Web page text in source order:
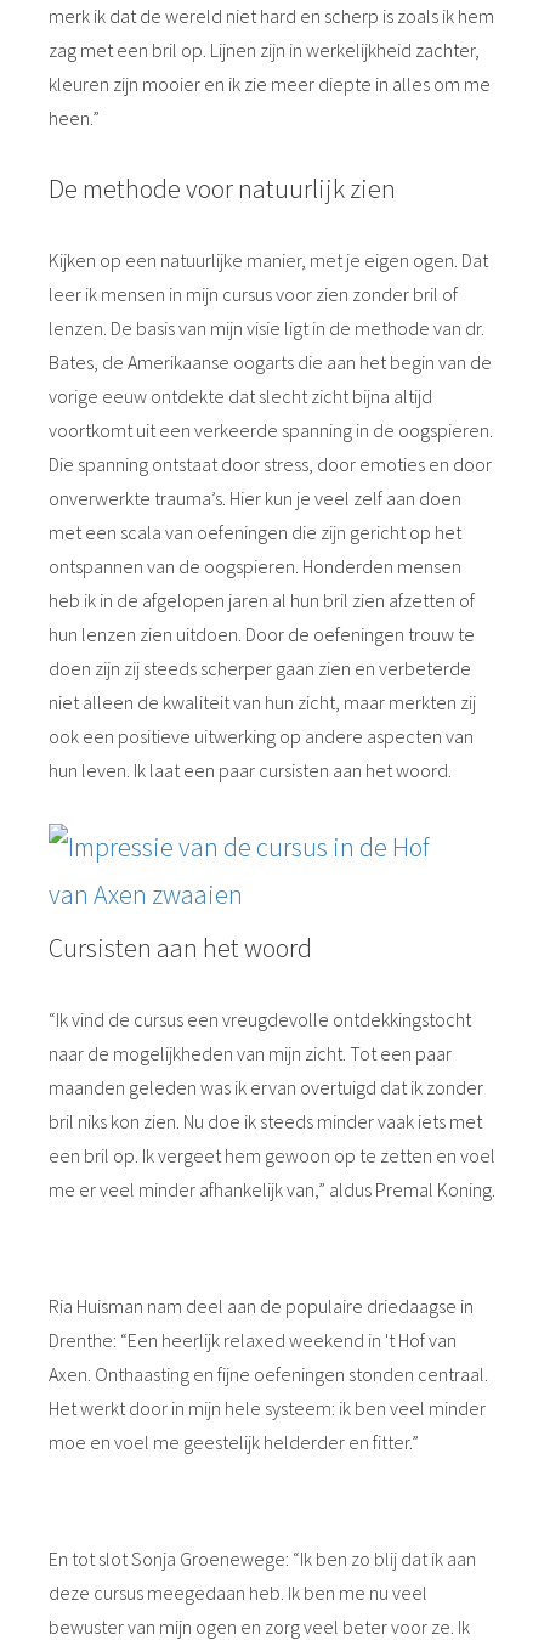
merk ik dat de wereld niet hard en scherp is zoals ik hem
zag met een bril op. Lijnen zijn in werkelijkheid zachter,
kleuren zijn mooier en ik zie meer diepte in alles om me
heen.”
De methode voor natuurlijk zien
Kijken op een natuurlijke manier, met je eigen ogen. Dat
leer ik mensen in mijn cursus voor zien zonder bril of
lenzen. De basis van mijn visie ligt in de methode van dr.
Bates, de Amerikaanse oogarts die aan het begin van de
vorige eeuw ontdekte dat slecht zicht bijna altijd
voortkomt uit een verkeerde spanning in de oogspieren.
Die spanning ontstaat door stress, door emoties en door
onverwerkte trauma’s. Hier kun je veel zelf aan doen
met een scala van oefeningen die zijn gericht op het
ontspannen van de oogspieren. Honderden mensen
heb ik in de afgelopen jaren al hun bril zien afzetten of
hun lenzen zien uitdoen. Door de oefeningen trouw te
doen zijn zij steeds scherper gaan zien en verbeterde
niet alleen de kwaliteit van hun zicht, maar merkten zij
ook een positieve uitwerking op andere aspecten van
hun leven. Ik laat een paar cursisten aan het woord.
Cursisten aan het woord
“Ik vind de cursus een vreugdevolle ontdekkingstocht
naar de mogelijkheden van mijn zicht. Tot een paar
maanden geleden was ik ervan overtuigd dat ik zonder
bril niks kon zien. Nu doe ik steeds minder vaak iets met
een bril op. Ik vergeet hem gewoon op te zetten en voel
me er veel minder afhankelijk van,” aldus Premal Koning.
Ria Huisman nam deel aan de populaire driedaagse in
Drenthe: “Een heerlijk relaxed weekend in 't Hof van
Axen. Onthaasting en fijne oefeningen stonden centraal.
Het werkt door in mijn hele systeem: ik ben veel minder
moe en voel me geestelijk helderder en fitter.”
En tot slot Sonja Groenewege: “Ik ben zo blij dat ik aan
deze cursus meegedaan heb. Ik ben me nu veel
bewuster van mijn ogen en zorg veel beter voor ze. Ik